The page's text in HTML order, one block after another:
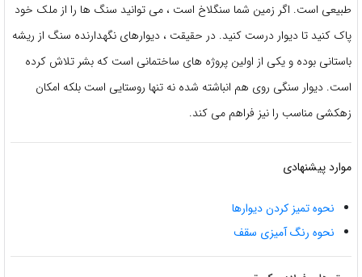
طبیعی است. اگر زمین شما سنگلاخ است ، می توانید سنگ ها را از ملک خود
پاک کنید تا دیوار درست کنید. در حقیقت ، دیوارهای نگهدارنده سنگ از ریشه
باستانی بوده و یکی از اولین پروژه های ساختمانی است که بشر تلاش کرده
است. دیوار سنگی روی هم انباشته شده نه تنها روستایی است بلکه امکان
زهکشی مناسب را نیز فراهم می کند.
موارد پیشنهادی
نحوه تمیز کردن دیوارها
نحوه رنگ آمیزی سقف